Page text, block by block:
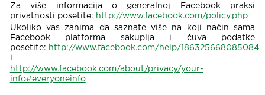
Za više informacija o generalnoj Facebook praksi
privatnosti posetite: http://www.facebook.com/policy.php
Ukoliko vas zanima da saznate više na koji način sama
Facebook platforma sakuplja i čuva podatke
posetite: http://www.facebook.com/help/186325668085084
i
http://www.facebook.com/about/privacy/your-
info#everyoneinfo